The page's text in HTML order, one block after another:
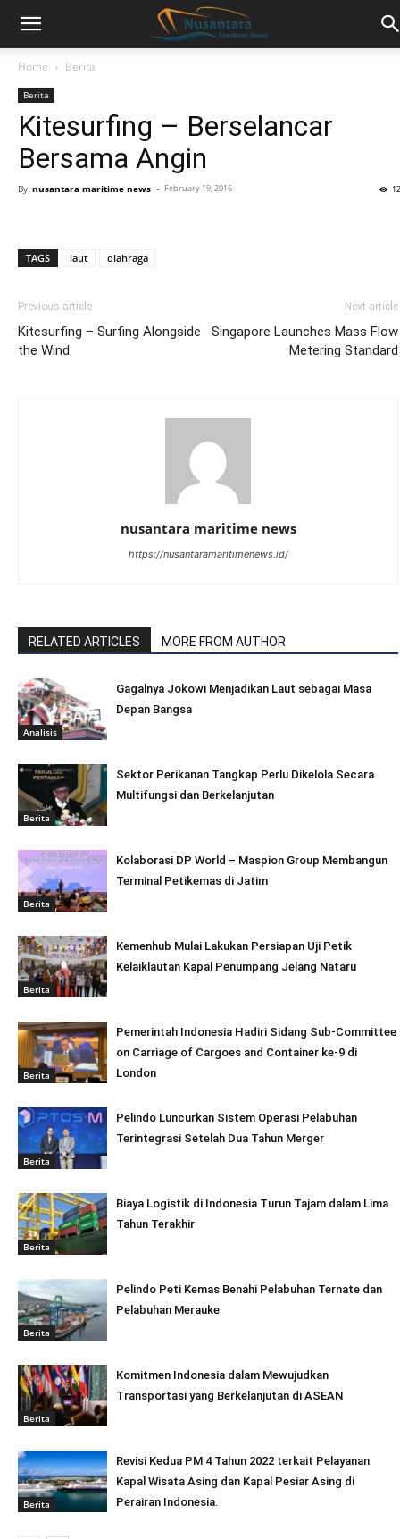
Home Berita
Berita
Kitesurfing – Berselancar
Bersama Angin
By nusantara maritime news - February 19, 2016
TAGS laut olahraga
Previous article
Kitesurfing – Surfing Alongside
the Wind
Next article
Singapore Launches Mass Flow
Metering Standard
nusantara maritime news
https://nusantaramaritimenews.id/
RELATED ARTICLES MORE FROM AUTHOR
Analisis
Gagalnya Jokowi Menjadikan Laut sebagai Masa
Depan Bangsa
Berita
Sektor Perikanan Tangkap Perlu Dikelola Secara
Multifungsi dan Berkelanjutan
Berita
Kolaborasi DP World – Maspion Group Membangun
Terminal Petikemas di Jatim
Berita
Kemenhub Mulai Lakukan Persiapan Uji Petik
Kelaiklautan Kapal Penumpang Jelang Nataru
Berita
Pemerintah Indonesia Hadiri Sidang Sub-Committee
on Carriage of Cargoes and Container ke-9 di
London
Berita
Pelindo Luncurkan Sistem Operasi Pelabuhan
Terintegrasi Setelah Dua Tahun Merger
Berita
Biaya Logistik di Indonesia Turun Tajam dalam Lima
Tahun Terakhir
Berita
Pelindo Peti Kemas Benahi Pelabuhan Ternate dan
Pelabuhan Merauke
Berita
Komitmen Indonesia dalam Mewujudkan
Transportasi yang Berkelanjutan di ASEAN
Berita
Revisi Kedua PM 4 Tahun 2022 terkait Pelayanan
Kapal Wisata Asing dan Kapal Pesiar Asing di
Perairan Indonesia.